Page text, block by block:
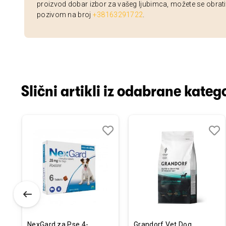
proizvod dobar izbor za vašeg ljubimca, možete se
pozivom na broj +38163291722
Slični artikli iz odabrane
NexGard za Pse 4-
Grandorf Vet Dog